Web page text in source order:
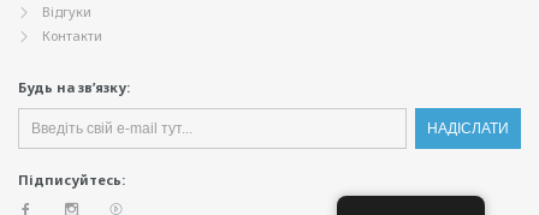
Відгуки
Контакти
Будь на зв’язку:
Підписуйтесь: